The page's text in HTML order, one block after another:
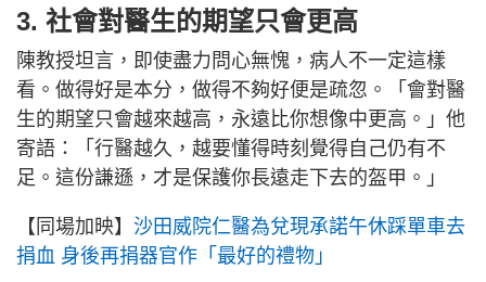
3. 社會對醫生的期望只會更高
陳教授坦言，即使盡力問心無愧，病人不一定這樣
看。做得好是本分，做得不夠好便是疏忽。「會對醫
生的期望只會越來越高，永遠比你想像中更高。」他
寄語：「行醫越久，越要懂得時刻覺得自己仍有不
足。這份謙遜，才是保護你長遠走下去的盔甲。」
【同場加映】 沙田威院仁醫為兌現承諾午休踩單車去
捐血 身後再捐器官作「最好的禮物」